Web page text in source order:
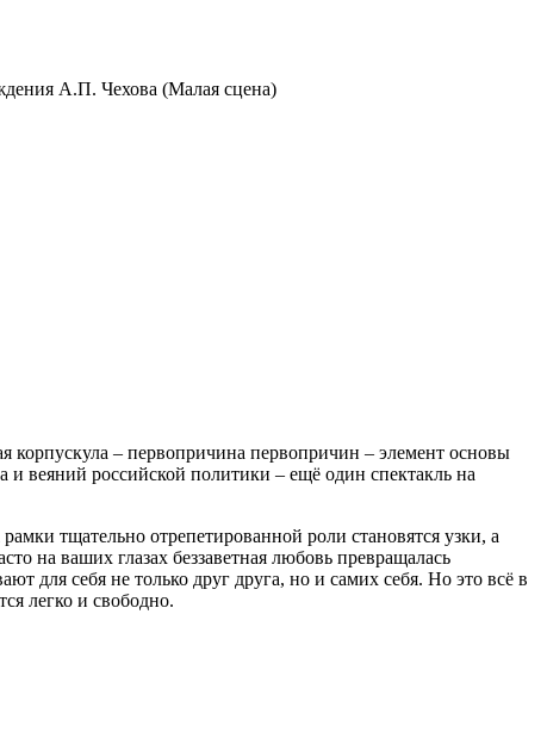
А.П. Чехова (Малая сцена)
корпускула – первопричина первопричин – элемент основы
веяний российской политики – ещё один спектакль на
тщательно отрепетированной роли становятся узки, а
на ваших глазах беззаветная любовь превращалась
для себя не только друг друга, но и самих себя. Но это всё в
легко и свободно.